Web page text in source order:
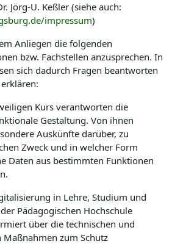
Jörg-U. Keßler (siehe auch:
impressum)
Anliegen die folgenden
bzw. Fachstellen anzusprechen. In
sich dadurch Fragen beantworten
Kurs verantworten die
Gestaltung. Von ihnen
Auskünfte darüber, zu
Zweck und in welcher Form
Daten aus bestimmten Funktionen
in Lehre, Studium und
Pädagogischen Hochschule
über die technischen und
zum Schutz